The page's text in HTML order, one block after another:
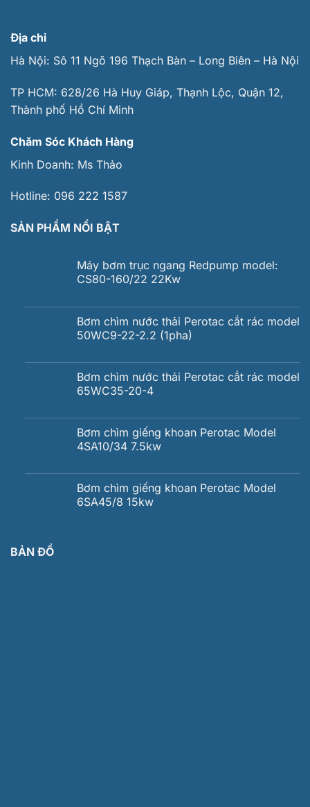
Địa chỉ
Hà Nội: Sô 11 Ngõ 196 Thạch Bàn – Long Biên – Hà Nội
TP HCM: 628/26 Hà Huy Giáp, Thạnh Lộc, Quận 12,
Thành phố Hồ Chí Minh
Chăm Sóc Khách Hàng
Kinh Doanh: Ms Thảo
Hotline: 096 222 1587
SẢN PHẨM NỔI BẬT
Máy bơm trục ngang Redpump model:
CS80-160/22 22Kw
Bơm chìm nước thải Perotac cắt rác model
50WC9-22-2.2 (1pha)
Bơm chìm nước thải Perotac cắt rác model
65WC35-20-4
Bơm chìm giếng khoan Perotac Model
4SA10/34 7.5kw
Bơm chìm giếng khoan Perotac Model
6SA45/8 15kw
BẢN ĐỒ